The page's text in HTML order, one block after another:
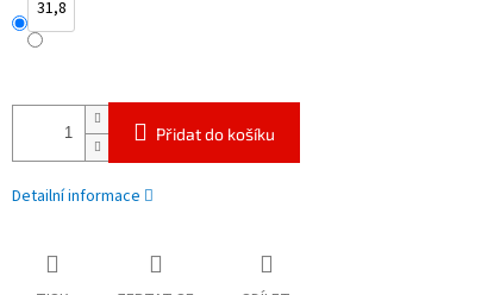
31,8
Přidat do košíku
Detailní informace